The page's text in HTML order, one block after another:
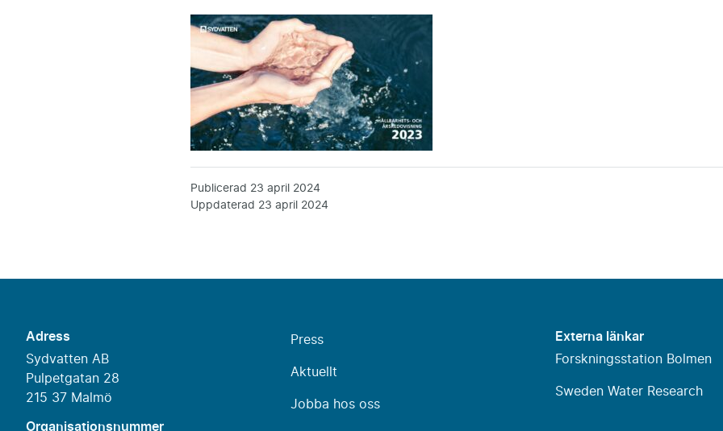
Publicerad 23 april 2024
Uppdaterad 23 april 2024
Adress
Sydvatten AB
Pulpetgatan 28
215 37 Malmö
Organisationsnummer
Press
Aktuellt
Jobba hos oss
Externa länkar
Forskningsstation Bolmen
Sweden Water Research